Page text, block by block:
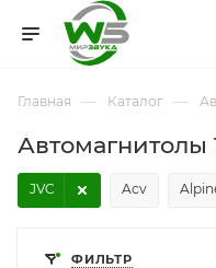
Главная — Каталог —
Автомагнитолы
Acv
JVC
ФИЛЬТР